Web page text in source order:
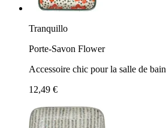
Tranquillo
Porte-Savon Flower
Accessoire chic pour la salle de bain
12,49 €